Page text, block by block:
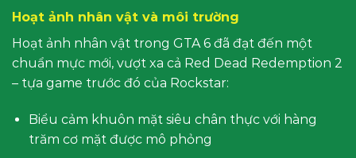
Hoạt ảnh nhân vật và môi trường
Hoạt ảnh nhân vật trong GTA 6 đã đạt đến một
chuẩn mực mới, vượt xa cả Red Dead Redemption 2
– tựa game trước đó của Rockstar:
Biểu cảm khuôn mặt siêu chân thực với hàng
trăm cơ mặt được mô phỏng